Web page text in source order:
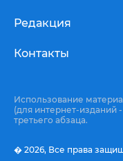
Редакция
Контакты
Использование
(для интернет-изданий
третьего абзаца.
� 2026, Все права